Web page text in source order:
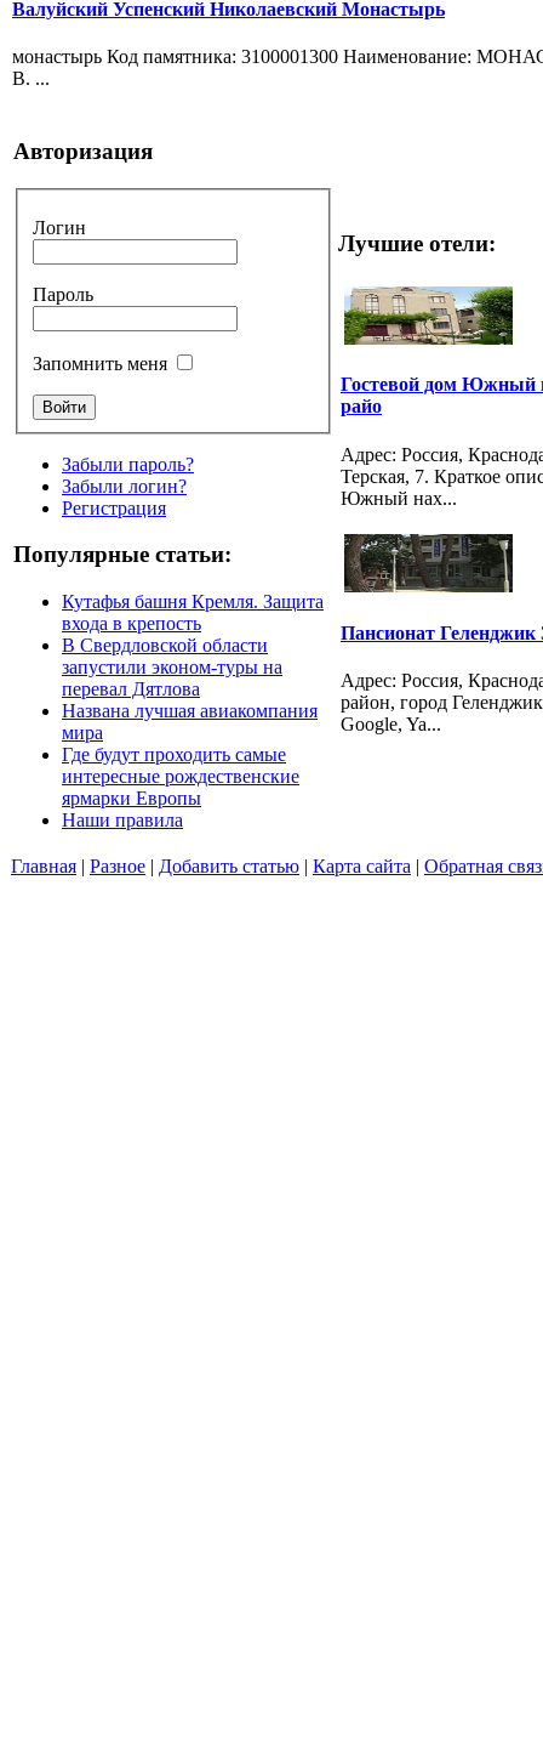
Валуйский Успенский Николаевский Монастырь
монастырь Код памятника: 3100001300 Наименование:
В. ...
Авторизация
Логин
Пароль
Запомнить меня
Забыли пароль?
Забыли логин?
Регистрация
Популярные статьи:
Кутафья башня Кремля. Защита
входа в крепость
В Свердловской области
запустили эконом-туры на
перевал Дятлова
Названа лучшая авиакомпания
мира
Где будут проходить самые
интересные рождественские
ярмарки Европы
Наши правила
Лучшие отели:
Гостевой дом Южный
райо
Адрес: Россия,
Терская, 7. Краткое
Южный нах...
Пансионат Геленджик
Адрес: Россия,
район, город
Google, Ya...
Главная | Разное | Добавить статью | Карта сайта | Обратная